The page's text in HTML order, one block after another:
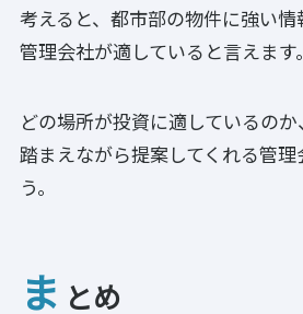
考えると、都市部の物件に強い
管理会社が適していると言えます。
どの場所が投資に適しているの
踏まえながら提案してくれる管理
う。
ま とめ